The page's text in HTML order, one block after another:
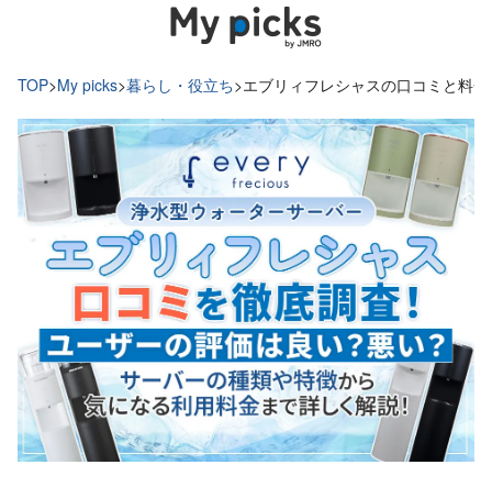
TOP>My picks>暮らし・役立ち>エブリィフレシャスの口コミと料